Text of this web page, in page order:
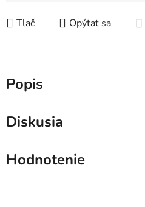
Tlač
Opýtať sa
Popis
Diskusia
Hodnotenie